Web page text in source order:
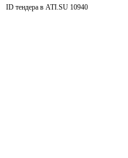
ID тендера в ATI.SU 10940